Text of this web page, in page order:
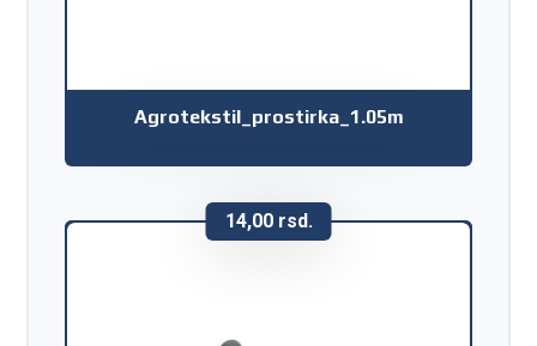
Agrotekstil_prostirka_1.05m
14,00 rsd.